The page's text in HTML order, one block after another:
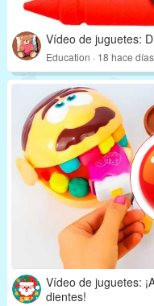
Vídeo de juguetes:
Education · 18 hace días
Vídeo de juguetes:
dientes!